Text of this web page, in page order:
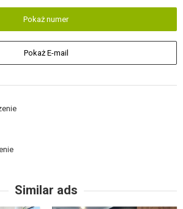
Pokaż numer
Pokaż E-mail
Similar ads